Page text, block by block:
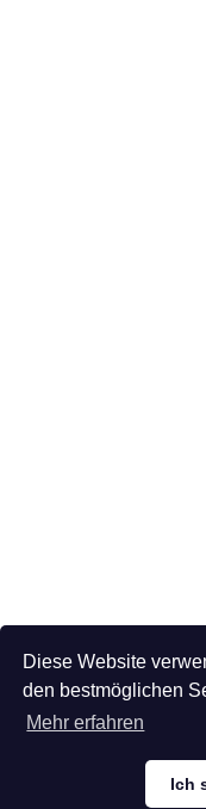
Diese Website
den bestmöglichen
Mehr erfahren
Ich